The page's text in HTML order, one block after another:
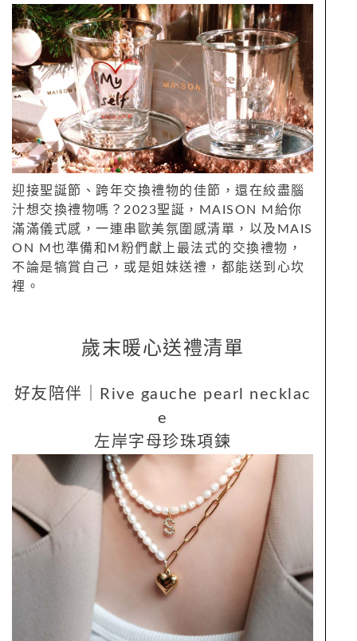
迎接聖誕節、跨年交換禮物的佳節，還在絞盡腦
汁想交換禮物嗎？2023聖誕，MAISON M給你
滿滿儀式感，一連串歐美氛圍感清單，以及MAIS
ON M也準備和M粉們獻上最法式的交換禮物，
不論是犒賞自己，或是姐妹送禮，都能送到心坎
裡。
歲末暖心送禮清單
好友陪伴｜Rive gauche pearl necklac
e
左岸字母珍珠項鍊